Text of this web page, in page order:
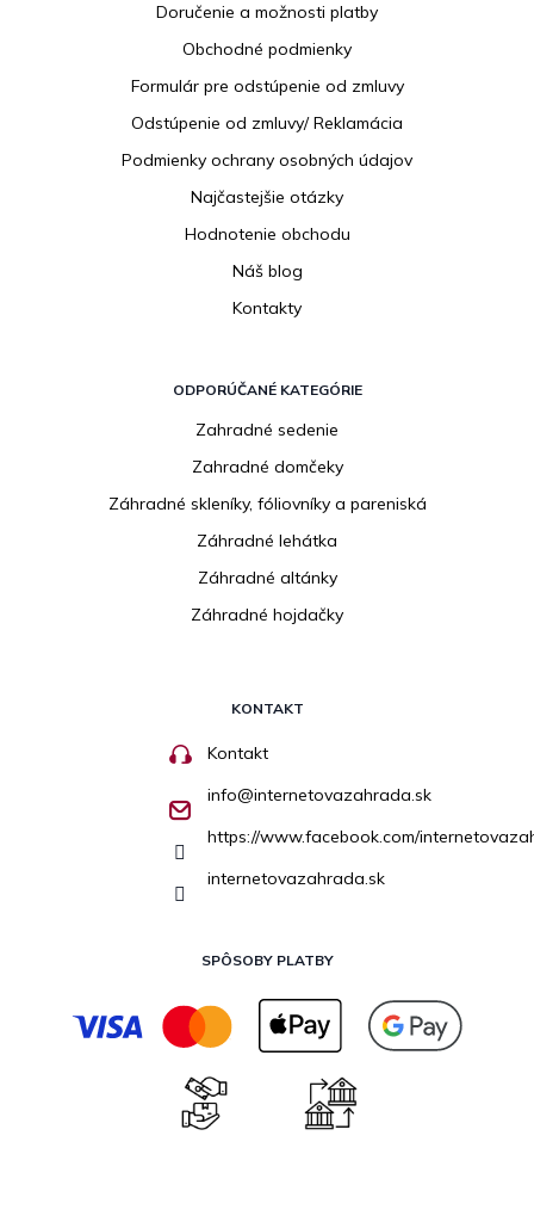
Doručenie a možnosti platby
Obchodné podmienky
Formulár pre odstúpenie od zmluvy
Odstúpenie od zmluvy/ Reklamácia
Podmienky ochrany osobných údajov
Najčastejšie otázky
Hodnotenie obchodu
Náš blog
Kontakty
ODPORÚČANÉ KATEGÓRIE
Zahradné sedenie
Zahradné domčeky
Záhradné skleníky, fóliovníky a pareniská
Záhradné lehátka
Záhradné altánky
Záhradné hojdačky
KONTAKT
Kontakt
info@internetovazahrada.sk
https://www.facebook.com/
internetovazahrada.sk
SPÔSOBY PLATBY